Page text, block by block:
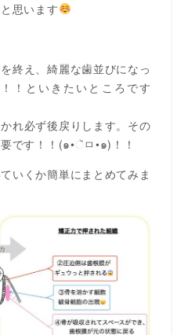
思います
終え、綺麗な歯並びになっ
！といきたいところです
れ必ず後戻りします。その
です！！(๑•ૅㅁ•๑)！！
いくか簡単にまとめてみま